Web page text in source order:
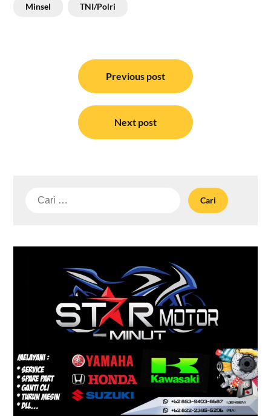
Minsel TNI/Polri
Previous post
Next post
Cari